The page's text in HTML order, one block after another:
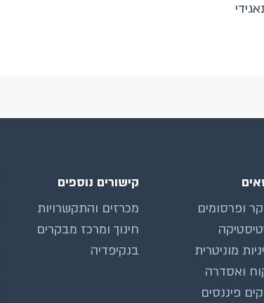
ופרסומים
מוניטרית
ואסדרה
פיננסים
קישורים נוספים
מכרזים והתקשרויות
חינוך ומרכז מבקרים
בנקיפדיה